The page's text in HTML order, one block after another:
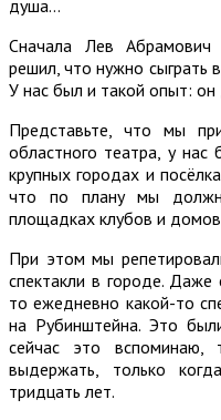
душа…
Сначала Лев
решил, что нужно сыграть
У нас был и такой опыт: он
Представьте, что мы
областного театра, у
крупных городах и
что по плану мы
площадках клубов и домов
При этом мы
спектакли в городе. Даже
то ежедневно какой-то
на Рубинштейна. Это
сейчас это
выдержать, только
тридцать лет.